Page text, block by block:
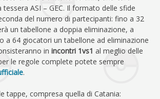
tessera ASI – GEC. Il formato delle sfide
del numero di partecipanti: fino a 32
un tabellone a doppia eliminazione, a
a 64 giocatori un tabellone ad eliminazione
in incontri 1vs1 al meglio delle
le regole complete potete sempre
.
tappe, compresa quella di Catania: